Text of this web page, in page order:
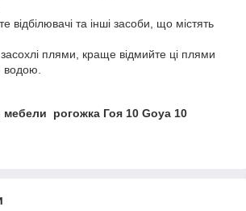
відбілювачі та інші засоби, що містять
плями, краще відмийте ці плями
водою.
мебели рогожка Гоя 10 Goya 10